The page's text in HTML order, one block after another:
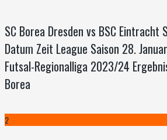
SC Borea Dresden vs BSC Eintracht
Datum Zeit League Saison 28.
Futsal-Regionalliga 2023/24
Borea
2